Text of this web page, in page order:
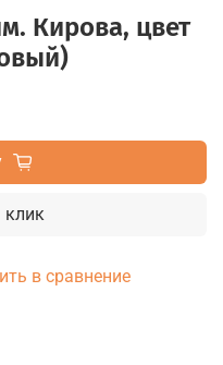
Кирова, цвет
в сравнение
клик